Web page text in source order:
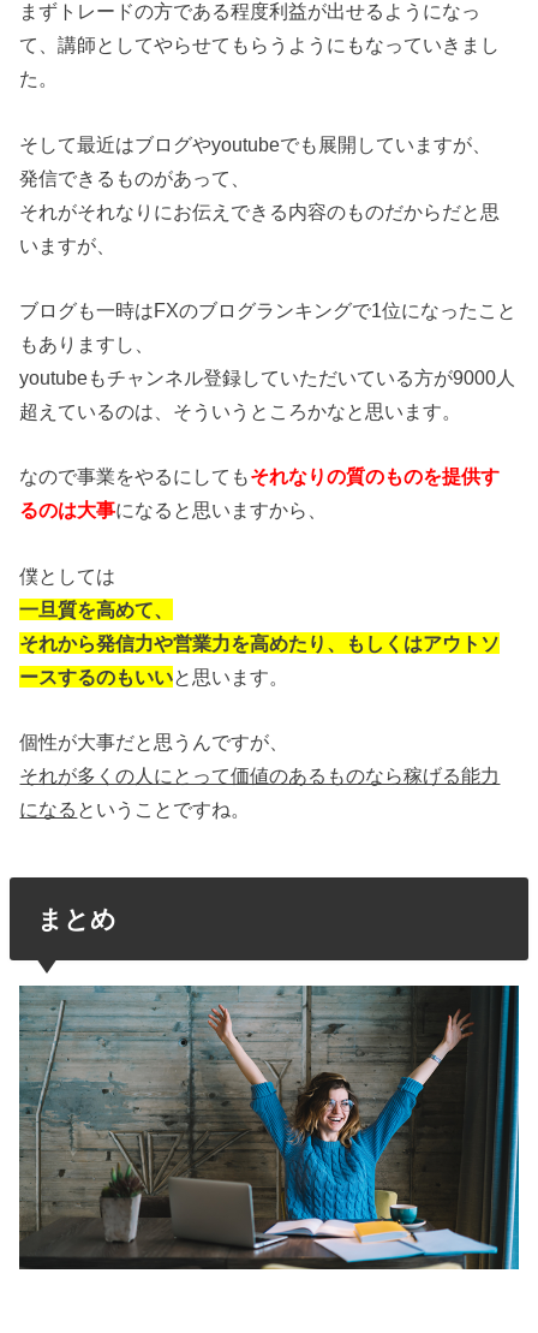
まずトレードの方である程度利益が出せるようになっ
て、講師としてやらせてもらうようにもなっていきまし
た。
そして最近はブログやyoutubeでも展開していますが、
発信できるものがあって、
それがそれなりにお伝えできる内容のものだからだと思
いますが、
ブログも一時はFXのブログランキングで1位になったこと
もありますし、
youtubeもチャンネル登録していただいている方が9000人
超えているのは、そういうところかなと思います。
なので事業をやるにしてもそれなりの質のものを提供す
るのは大事になると思いますから、
僕としては
一旦質を高めて、
それから発信力や営業力を高めたり、もしくはアウトソ
ースするのもいいと思います。
個性が大事だと思うんですが、
それが多くの人にとって価値のあるものなら稼げる能力
になる ということですね。
まとめ